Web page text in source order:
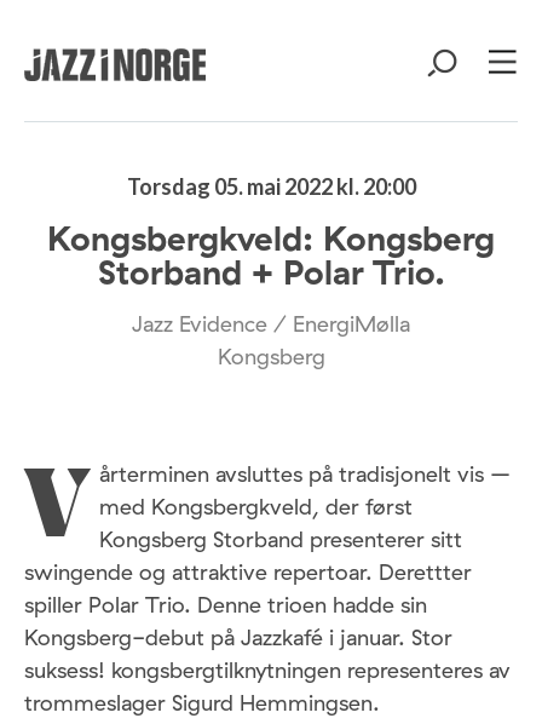
Torsdag 05. mai 2022 kl. 20:00
Kongsbergkveld: Kongsberg
Storband + Polar Trio.
Jazz Evidence / EnergiMølla
Kongsberg
V årterminen avsluttes på tradisjonelt vis –
med Kongsbergkveld, der først
Kongsberg Storband presenterer sitt
swingende og attraktive repertoar. Derettter
spiller Polar Trio. Denne trioen hadde sin
Kongsberg-debut på Jazzkafé i januar. Stor
suksess! kongsbergtilknytningen representeres av
trommeslager Sigurd Hemmingsen.